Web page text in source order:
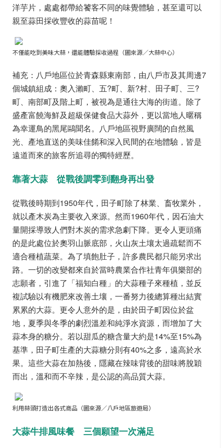
洋芋片，處處都帶給饕客不同的味覺體驗，甚至還可以
親至蒜田採收豐收的蒜苗呢！
不僅能吃到美味大蒜，還能體驗採收過程（圖來源／大蒜中心）
補充：八戶地區位於青森縣東南部，由八戶市及其周邊7
個城鎮組成：奧入瀨町、五?町、新?村、田子町、三?
町、南部町及階上町，被視為是通往大海的街道。除了
盛產富饒海鮮及超級保健食品大蒜外，更以當地人暱稱
為幸運鳥的黑尾鷗聞名。八戶地區視野廣闊的自然風
光、產地直送的美味佳餚和深入民間的在地體驗，皆是
遠道而來的旅客所追尋的獨特經歷。
靠著大蒜 從戰後調零到翻身再出發
從戰後時期到1950年代，田子町除了林業、畜牧業外，
就以產木炭為主要收入來源。然而1960年代，因石油大
量開採導致人們對木炭的需求急劇下降。更令人更頭痛
的是此處位於奧羽山脈底部，火山灰土壤太過疏鬆而不
適合種植蔬菜。為了填飽肚子，許多農民都只能另求出
路。一切的改變都來自於當時農業合作社青年俱樂部的
志願者，引進了「福知白種」的大蒜種子來種植，並反
複試驗以有機肥來改善土壤，一番努力後總算種出結實
累累的大蒜。更令人意外的是，由於田子町因位於盆
地，夏季與冬季的劇烈溫差和純淨水資源，而增加了大
蒜本身的糖分。若以甜瓜的糖含量大約是14%至15%為
基準，田子町生產的大蒜糖分則有40%之多，遠高於水
果。這些大蒜在加熱後，隱藏在辣味背後的甜味將脫穎
而出，溫和而不辛辣，是公認的高品質大蒜。
利用蒜頭打造出各式商品（圖來源／八戶地區旅遊局）
大蒜牛排風味餐 三個願望一次滿足